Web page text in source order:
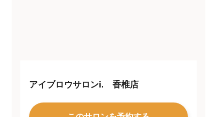
アイブロウサロンi. 香椎店